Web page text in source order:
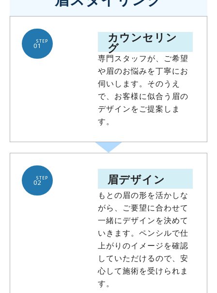
カウンセリン
グ
専門スタッフが、ご希望
や眉のお悩みを丁寧にお
伺いします。そのうえ
で、お客様に似合う眉の
デザインをご提案しま
す。
STEP
01
眉デザイン
もとの眉の形を活かしな
がら、ご要望に合わせて
一緒にデザインを決めて
いきます。ペンシルで仕
上がりのイメージを確認
していただけるので、安
心して施術を受けられま
す。
STEP
02